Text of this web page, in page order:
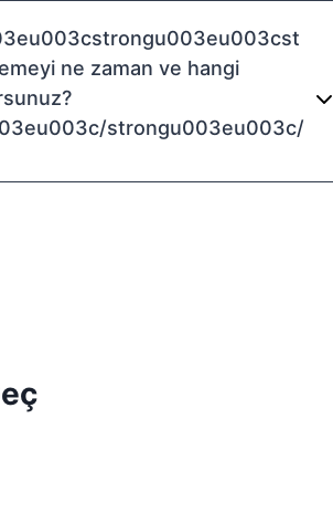
ne zaman ve hangi
strongu003eu003c/